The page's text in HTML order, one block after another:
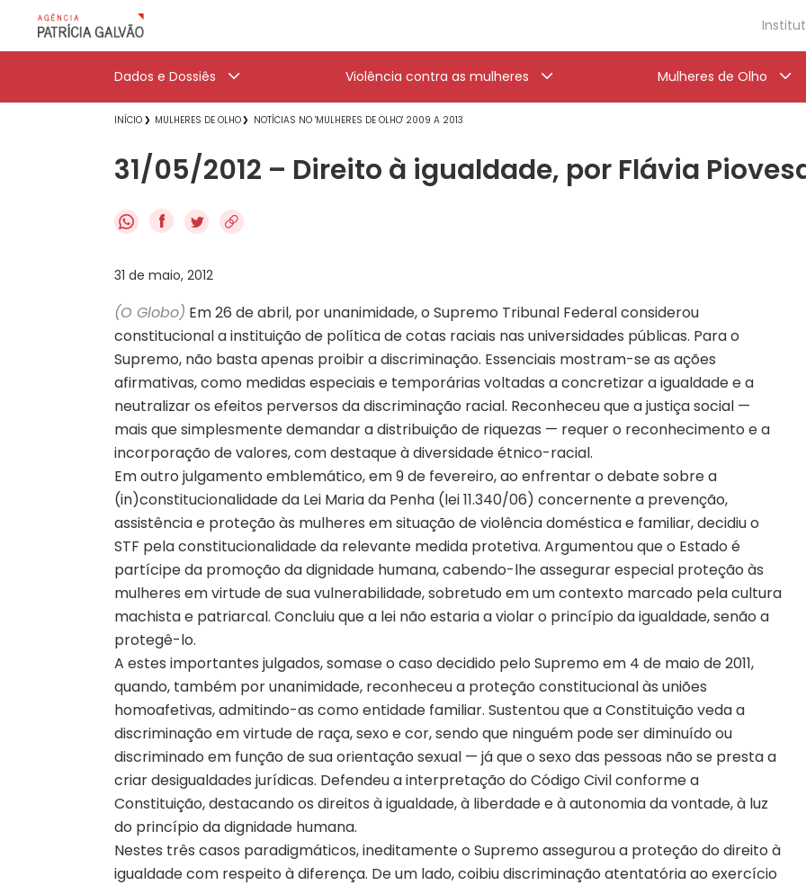
Dados e Dossiês Violência contra as mulheres Mulheres de Olho
INÍCIO MULHERES DE OLHO NOTÍCIAS NO 'MULHERES DE OLHO' 2009 A 2013
31/05/2012 – Direito à igualdade, por Flávia
f
31 de maio, 2012
(O Globo) Em 26 de abril, por unanimidade, o Supremo Tribunal Federal considerou
constitucional a instituição de política de cotas raciais nas universidades públicas. Para o
Supremo, não basta apenas proibir a discriminação. Essenciais mostram-se as ações
afirmativas, como medidas especiais e temporárias voltadas a concretizar a igualdade e a
neutralizar os efeitos perversos da discriminação racial. Reconheceu que a justiça social —
mais que simplesmente demandar a distribuição de riquezas — requer o reconhecimento e a
incorporação de valores, com destaque à diversidade étnico-racial.
Em outro julgamento emblemático, em 9 de fevereiro, ao enfrentar o debate sobre a
(in)constitucionalidade da Lei Maria da Penha (lei 11.340/06) concernente a prevenção,
assistência e proteção às mulheres em situação de violência doméstica e familiar, decidiu o
STF pela constitucionalidade da relevante medida protetiva. Argumentou que o Estado é
partícipe da promoção da dignidade humana, cabendo-lhe assegurar especial proteção às
mulheres em virtude de sua vulnerabilidade, sobretudo em um contexto marcado pela cultura
machista e patriarcal. Concluiu que a lei não estaria a violar o princípio da igualdade, senão a
protegê-lo.
A estes importantes julgados, somase o caso decidido pelo Supremo em 4 de maio de 2011,
quando, também por unanimidade, reconheceu a proteção constitucional às uniões
homoafetivas, admitindo-as como entidade familiar. Sustentou que a Constituição veda a
discriminação em virtude de raça, sexo e cor, sendo que ninguém pode ser diminuído ou
discriminado em função de sua orientação sexual — já que o sexo das pessoas não se presta a
criar desigualdades jurídicas. Defendeu a interpretação do Código Civil conforme a
Constituição, destacando os direitos à igualdade, à liberdade e à autonomia da vontade, à luz
do princípio da dignidade humana.
Nestes três casos paradigmáticos, ineditamente o Supremo assegurou a proteção do direito à
igualdade com respeito à diferença. De um lado, coibiu discriminação atentatória ao exercício